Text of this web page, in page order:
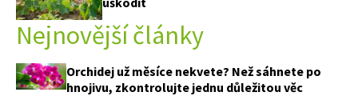
Nejnovější články
Orchidej už měsíce nekvete? Než sáhnete po
hnojivu, zkontrolujte jednu důležitou věc